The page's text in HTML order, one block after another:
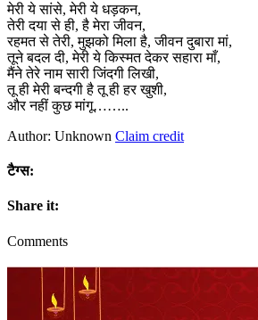
मेरी ये सांसे, मेरी ये धड़कन,
तेरी दया से ही, है मेरा जीवन,
रहमत से तेरी, मुझको मिला है, जीवन दुबारा मां,
तूने बदल दी, मेरी ये किस्मत देकर सहारा माँ,
मैंने तेरे नाम सारी जिंदगी लिखी,
तू ही मेरी बन्दगी है तू ही हर खुशी,
और नहीं कुछ मांगू……..
Author: Unknown Claim credit
टैग्स:
Share it:
Comments